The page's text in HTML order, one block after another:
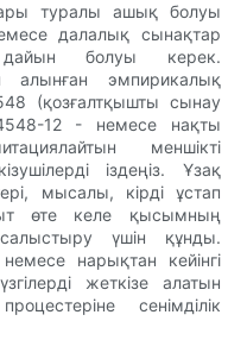
туралы ашық болуы
далалық сынақтар
дайын болуы керек.
алынған эмпирикалық
(қозғалтқышты сынау
12 - немесе нақты
меншікті
іздеңіз. Ұзақ
мысалы, кірді ұстап
өте келе қысымның
үшін құнды.
нарықтан кейінгі
жеткізе алатын
сенімділік